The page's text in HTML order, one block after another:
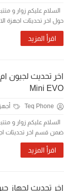
حول اخر تحديثات اجهزة
اقرأ المزيد
Mini EVO
Teq Phone
ضمن قسم اخر تحديثات
اقرأ المزيد